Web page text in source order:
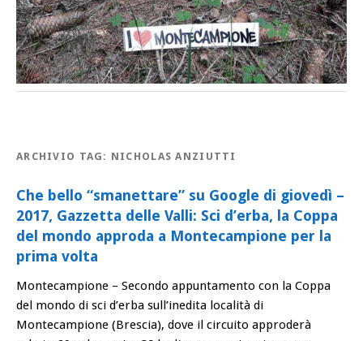
ARCHIVIO TAG: NICHOLAS ANZIUTTI
Che bello “smanettare” su Google di giovedì –
2017, Gazzetta delle Valli: Sci d’erba, la Coppa
del mondo approda a Montecampione per la
prima volta
Montecampione – Secondo appuntamento con la Coppa
del mondo di sci d’erba sull’inedita località di
Montecampione (Brescia), dove il circuito approderà